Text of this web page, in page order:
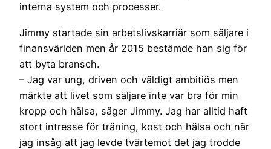
interna system och processer.
Jimmy startade sin arbetslivskarriär som säljare i
finansvärlden men år 2015 bestämde han sig för
att byta bransch.
– Jag var ung, driven och väldigt ambitiös men
märkte att livet som säljare inte var bra för min
kropp och hälsa, säger Jimmy. Jag har alltid haft
stort intresse för träning, kost och hälsa och när
jag insåg att jag levde tvärtemot det jag trodde